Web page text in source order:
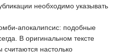
необходимо указывать
апокалипсис: подобные
В оригинальном тексте
считаются настолько